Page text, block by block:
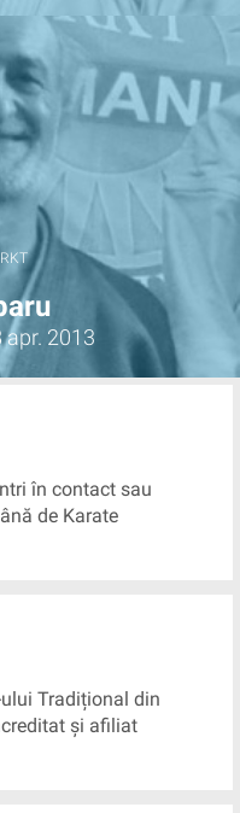
apr. 2013
în contact sau
de Karate
Tradițional din
și afiliat